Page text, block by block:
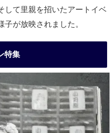
して里親を招いたアートイベ
が放映されました。
特集